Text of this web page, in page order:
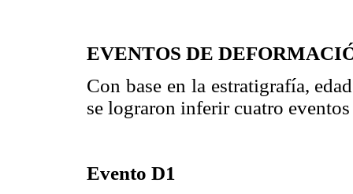
EVENTOS DE
Con base en la estratigrafía,
se lograron inferir cuatro
Evento D1